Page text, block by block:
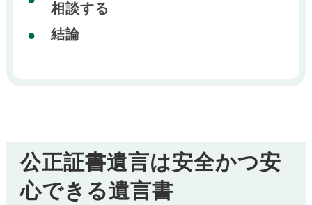
相談する
結論
公正証書遺言は安全かつ安
心できる遺言書